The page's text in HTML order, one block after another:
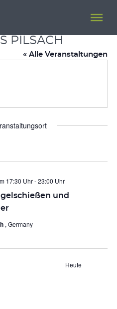
PILSACH
« Alle Veranstaltungen
und
17:30 Uhr-23:00 Uhr
, Germany
Heute